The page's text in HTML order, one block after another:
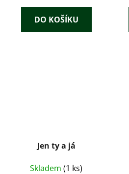
DO KOŠÍKU
Jen ty a já
Skladem (1 ks)